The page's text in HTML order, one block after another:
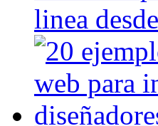
linea